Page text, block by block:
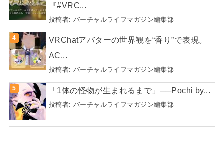
『#VRC...
投稿者: バーチャルライフマガジン編集部
VRChatアバターの世界観を“香り”で表現。
AC...
投稿者: バーチャルライフマガジン編集部
「1体の怪物が生まれるまで」──Pochi by...
投稿者: バーチャルライフマガジン編集部